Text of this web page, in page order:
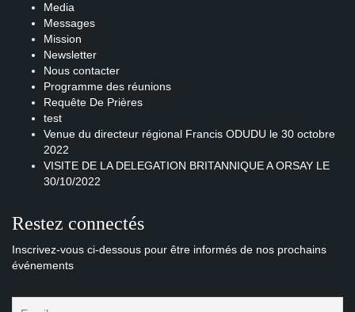
Media
Messages
Mission
Newsletter
Nous contacter
Programme des réunions
Requête De Prières
test
Venue du directeur régional Francis ODUDU le 30 octobre
2022
VISITE DE LA DELEGATION BRITANNIQUE A ORSAY LE
30/10/2022
Restez connectés
Inscrivez-vous ci-dessous pour être informés de nos prochains
événements